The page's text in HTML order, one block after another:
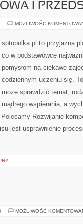
I
MOŻLIWOŚĆ
sptopolka.pl to przyjazna
co w podstawówce
pomysłom na ciekawe
codziennym uczeniu się.
może sprawdzić temat,
mądrego wspierania, a
Rozwijanie
jest usprawnienie
MOŻLIWOŚĆ